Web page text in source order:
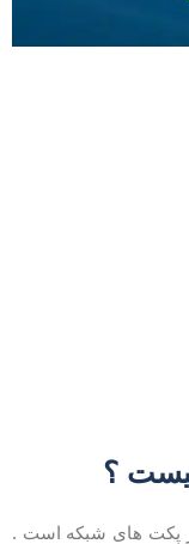
پکت های شبکه است .